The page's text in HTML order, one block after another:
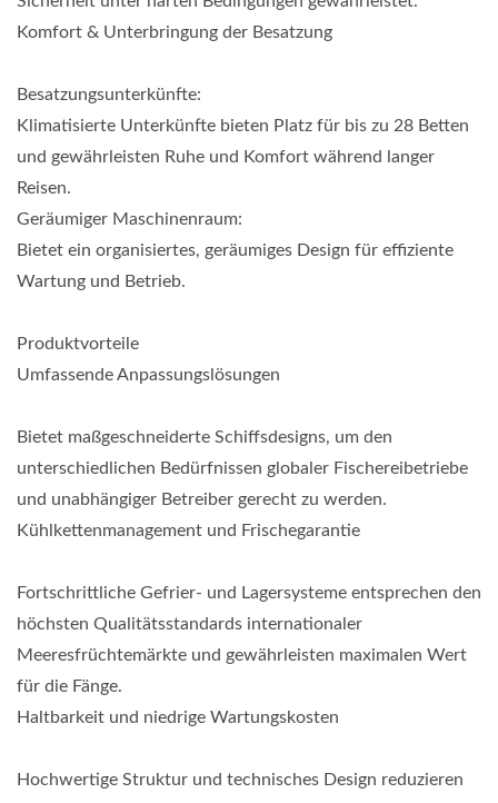
Komfort & Unterbringung der Besatzung
Besatzungsunterkünfte:
Klimatisierte Unterkünfte bieten Platz für bis zu 28 Betten
und gewährleisten Ruhe und Komfort während langer
Reisen.
Geräumiger Maschinenraum:
Bietet ein organisiertes, geräumiges Design für effiziente
Wartung und Betrieb.
Produktvorteile
Umfassende Anpassungslösungen
Bietet maßgeschneiderte Schiffsdesigns, um den
unterschiedlichen Bedürfnissen globaler Fischereibetriebe
und unabhängiger Betreiber gerecht zu werden.
Kühlkettenmanagement und Frischegarantie
Fortschrittliche Gefrier- und Lagersysteme entsprechen den
höchsten Qualitätsstandards internationaler
Meeresfrüchtemärkte und gewährleisten maximalen Wert
für die Fänge.
Haltbarkeit und niedrige Wartungskosten
Hochwertige Struktur und technisches Design reduzieren